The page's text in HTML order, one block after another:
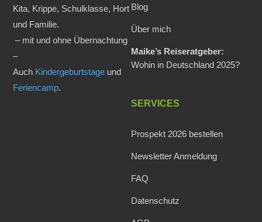
Kita, Krippe, Schulklasse, Hort
und Familie.
– mit und ohne Übernachtung
–
Auch Kindergeburtstage und
Feriencamp.
Blog
Über mich
Maike’s Reiseratgeber:
Wohin in Deutschland 2025?
SERVICES
Prospekt 2026 bestellen
Newsletter Anmeldung
FAQ
Datenschutz